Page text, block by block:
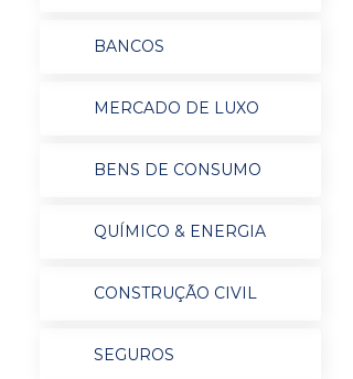
BANCOS
MERCADO DE LUXO
BENS DE CONSUMO
QUÍMICO & ENERGIA
CONSTRUÇÃO CIVIL
SEGUROS